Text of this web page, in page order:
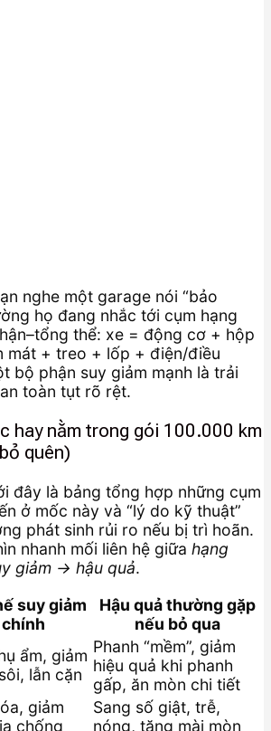
nghe một garage nói “bảo
họ đang nhắc tới cụm hạng
thể: xe = động cơ + hộp
mát + treo + lốp + điện/điều
bộ phận suy giảm mạnh là trải
toàn tụt rõ rệt.
hay nằm trong gói 100.000 km
quên)
đây là bảng tổng hợp những cụm
ở mốc này và “lý do kỹ thuật”
phát sinh rủi ro nếu bị trì hoãn.
nhanh mối liên hệ giữa hạng
giảm → hậu quả.
suy giảm
chính
Hậu quả thường gặp
nếu bỏ qua
ẩm, giảm
lẫn cặn
Phanh “mềm”, giảm
hiệu quả khi phanh
gấp, ăn mòn chi tiết
giảm
chống
Sang số giật, trễ,
nóng, tăng mài mòn